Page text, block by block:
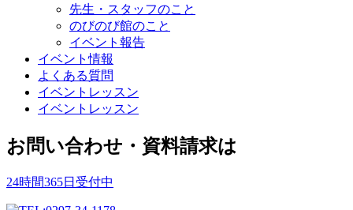
先生・スタッフのこと
のびのび館のこと
イベント報告
イベント情報
よくある質問
イベントレッスン
イベントレッスン
お問い合わせ・資料請求は
24時間365日受付中